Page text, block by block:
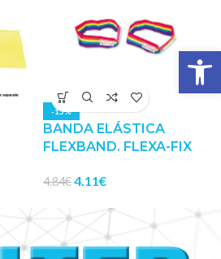
-15%
BANDA ELÁSTICA
FLEXBAND. FLEXA-FIX
4.84€4.11€
Abrir